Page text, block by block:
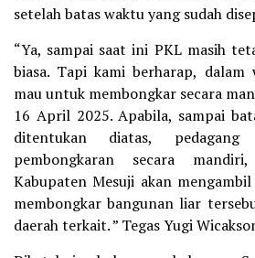
setelah batas waktu yang sudah
“Ya, sampai saat ini PKL masih
biasa. Tapi kami berharap, dalam
mau untuk membongkar secara
16 April 2025. Apabila, sampai
ditentukan diatas, pedagang
pembongkaran secara
Kabupaten Mesuji akan
membongkar bangunan liar
daerah terkait. ” Tegas Yugi